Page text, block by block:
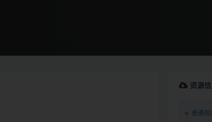
资源
普通用